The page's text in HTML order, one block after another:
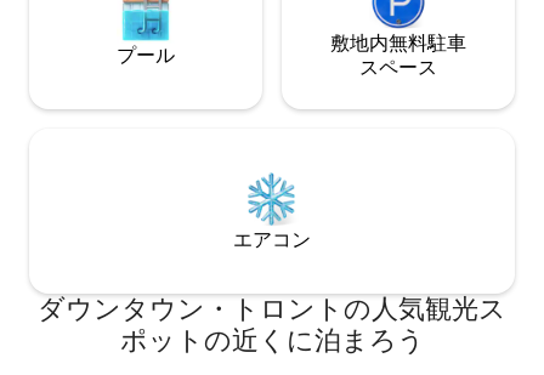
プール
敷地内無料駐⁠車
ス⁠ペ⁠ー⁠ス
エアコン
ダウンタウン・トロントの人気観光ス
ポットの近くに泊まろう